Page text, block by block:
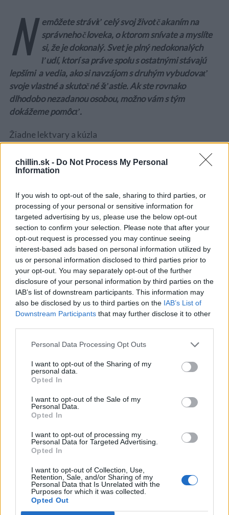
chillin.sk - Do Not Process My Personal
Information
If you wish to opt-out of the sale, sharing to third parties, or
processing of your personal or sensitive information for
targeted advertising by us, please use the below opt-out
section to confirm your selection. Please note that after your
opt-out request is processed you may continue seeing
interest-based ads based on personal information utilized by
us or personal information disclosed to third parties prior to
your opt-out. You may separately opt-out of the further
disclosure of your personal information by third parties on the
IAB’s list of downstream participants. This information may
also be disclosed by us to third parties on the IAB’s List of
Downstream Participants that may further disclose it to other
Personal Data Processing Opt Outs
I want to opt-out of the Sharing of my
personal data.
Opted In
I want to opt-out of the Sale of my
Personal Data.
Opted In
I want to opt-out of processing my
Personal Data for Targeted Advertising.
Opted In
I want to opt-out of Collection, Use,
Retention, Sale, and/or Sharing of my
Personal Data that Is Unrelated with the
Purposes for which it was collected.
Opted Out
N
emôžete stráviť celý svoj život čakaním na
správneho človeka, o ktorom snívate a myslíte
si, že je dokonalý. Svet je plný nedokonalých
ľudí, ktorí sa práve spolu s ostatnými stávajú
lepšími a vedia, ako si navzájom s druhým vybudovať
svoje vlastné a skutočné šťastie. Ak ste rovnako
dlhodobo nezadanou osobou, možno vám s tým
dokážeme pomôcť.
Žiadne lektvary a kúzla
Nikto z nás si dopredu nemôže vybrať osobu, do ktorej
sa zamiluje. Na ten správny okamih, kedy vám niekto z
mesiacov a rokov.
Nepomôžu vám v tom žiadne špeciálne lektvary ani
kúzla. Jednoducho sa to stane. Potom je ale na vás, si
zachovať pri budovaní vzťahu zdravý rozum. Ak
poznáte svoje vlastné potreby, určite budete vedieť aj
to, aký typ osoby vás urobí šťastným.
Zamierte na flirt zoznamku
Mnohí sa jej vyhýbajú a majú voči tomuto spôsobu
zoznamovnia predsudky. Bez poznania by sme však
nemali nič dopredu odsudzovať, pretože aj na
partnerov, ktorých by ste v tak veľkom počte nikde
inde nenašli. Nehovoriac o tom, že je to celé
všetko riešite z pohodlia vašejkvalitnej pohovky. Na
osobné stretnutie je predsa času dosť.
Kombinujte svoje nedostatky
To znamená, že by ste nemali hľadať iba dokonalého
S
e
a
r
c
h
f